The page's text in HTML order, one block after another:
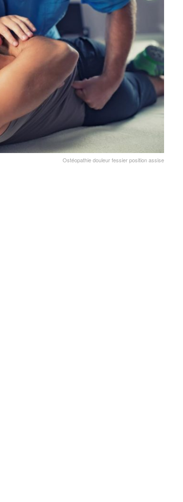
Ostéopathie douleur fessier position assise